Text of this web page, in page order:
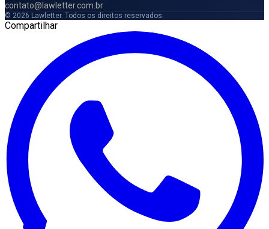
contato@lawletter.com.br
© 2026 Lawletter. Todos os direitos reservados.
Compartilhar